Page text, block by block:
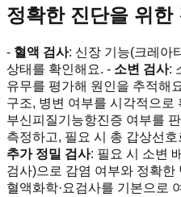
정확한 진단을 위한
- 혈액 검사: 신장 기능(크레아
상태를 확인해요. - 소변 검사:
유무를 평가해 원인을 추적해
구조, 병변 여부를 시각적으로
부신피질기능항진증 여부를
측정하고, 필요 시 총 갑상선
추가 정밀 검사: 필요 시 소변
검사)으로 감염 여부와 정확한
혈액화학·요검사를 기본으로